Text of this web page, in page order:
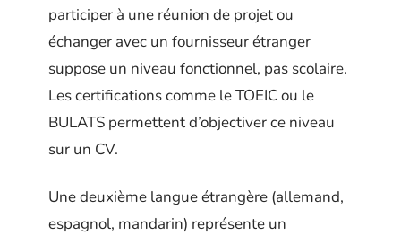
participer à une réunion de projet ou
échanger avec un fournisseur étranger
suppose un niveau fonctionnel, pas scolaire.
Les certifications comme le TOEIC ou le
BULATS permettent d’objectiver ce niveau
sur un CV.
Une deuxième langue étrangère (allemand,
espagnol, mandarin) représente un